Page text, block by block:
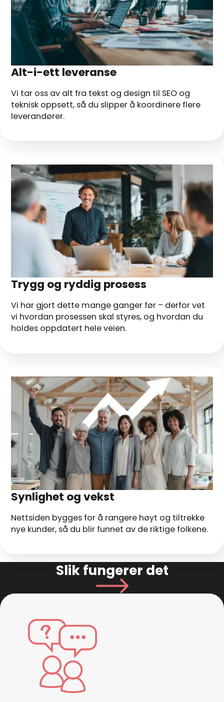
Alt-i-ett leveranse
Vi tar oss av alt fra tekst og design til SEO og
teknisk oppsett, så du slipper å koordinere flere
leverandører.
Trygg og ryddig prosess
Vi har gjort dette mange ganger før – derfor vet
vi hvordan prosessen skal styres, og hvordan du
holdes oppdatert hele veien.
Synlighet og vekst
Nettsiden bygges for å rangere høyt og tiltrekke
nye kunder, så du blir funnet av de riktige folkene.
Slik fungerer det